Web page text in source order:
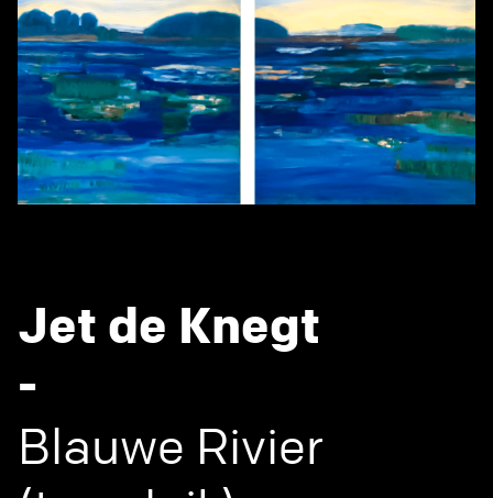
Jet de Knegt
-
Blauwe Rivier